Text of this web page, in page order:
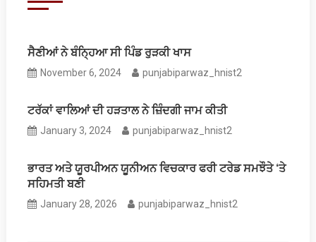
ਸੈਣੀਆਂ ਨੇ ਬੰਨਿ੍ਹਆ ਸੀ ਪਿੰਡ ਰੁੜਕੀ ਖਾਸ
November 6, 2024 punjabiparwaz_hnist2
ਟਰੱਕਾਂ ਵਾਲਿਆਂ ਦੀ ਹੜਤਾਲ ਨੇ ਜ਼ਿੰਦਗੀ ਜਾਮ ਕੀਤੀ
January 3, 2024 punjabiparwaz_hnist2
ਭਾਰਤ ਅਤੇ ਯੂਰਪੀਅਨ ਯੂਨੀਅਨ ਵਿਚਕਾਰ ਫਰੀ ਟਰੇਡ ਸਮਝੌਤੇ ‘ਤੇ
ਸਹਿਮਤੀ ਬਣੀ
January 28, 2026 punjabiparwaz_hnist2